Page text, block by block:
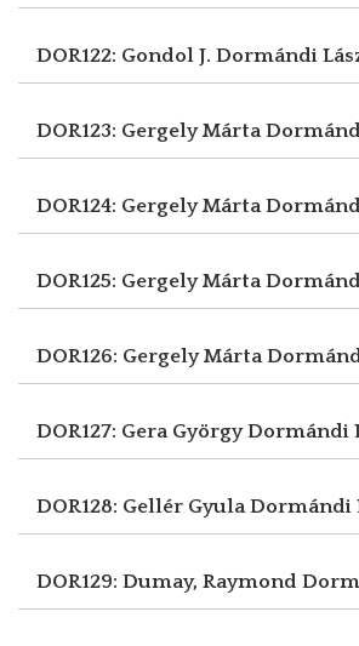
DOR122: Gondol J. Dormándi
DOR123: Gergely Márta
DOR124: Gergely Márta
DOR125: Gergely Márta
DOR126: Gergely Márta
DOR127: Gera GyörgyDormándi
DOR128: Gellér GyulaDormándi
DOR129: Dumay, Raymond